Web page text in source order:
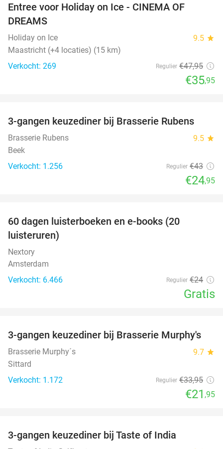
Entree voor Holiday on Ice - CINEMA OF
DREAMS
Holiday on Ice 9.5 star
Maastricht (+4 locaties) (15 km)
Verkocht: 269
Regulier €47,95
€35,95
42%
3-gangen keuzediner bij Brasserie Rubens
Brasserie Rubens 9.5 star
Beek
Verkocht: 1.256
Regulier €43
€24,95
60 dagen luisterboeken en e-books (20
luisteruren)
Nextory
Amsterdam
Verkocht: 6.466
Regulier €24
Gratis
35%
3-gangen keuzediner bij Brasserie Murphy's
Brasserie Murphy´s 9.7 star
Sittard
Verkocht: 1.172
Regulier €33,95
€21 ,95
3-gangen keuzediner bij Taste of India